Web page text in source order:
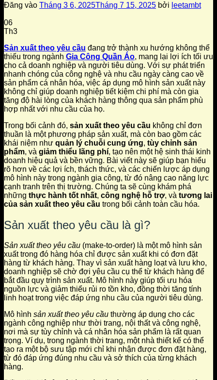
Đăng vào Tháng 3 6, 2025Tháng 7 15, 2025 bởi leetambt
06
Th3
Sản xuất theo yêu cầu đang trở thành xu hướng không thể
thiếu trong ngành Gia Công Quần Áo, mang lại lợi ích tối ưu
cho cả doanh nghiệp và người tiêu dùng. Với sự phát triển
nhanh chóng của công nghệ và nhu cầu ngày càng cao về
sản phẩm cá nhân hóa, việc áp dụng mô hình sản xuất này
không chỉ giúp doanh nghiệp tiết kiệm chi phí mà còn gia
tăng độ hài lòng của khách hàng thông qua sản phẩm phù
hợp nhất với nhu cầu của họ.
Trong bối cảnh đó, sản xuất theo yêu cầu không chỉ đơn
thuần là một phương pháp sản xuất, mà còn bao gồm các
khái niệm như quản lý chuỗi cung ứng, tùy chỉnh sản
phẩm, và giảm thiểu lãng phí, tạo nên một hệ sinh thái kinh
doanh hiệu quả và bền vững. Bài viết này sẽ giúp bạn hiểu
rõ hơn về các lợi ích, thách thức, và các chiến lược áp dụng
mô hình này trong ngành gia công, từ đó nâng cao năng lực
cạnh tranh trên thị trường. Chúng ta sẽ cùng khám phá
những thực hành tốt nhất, công nghệ hỗ trợ, và tương lai
của sản xuất theo yêu cầu trong bối cảnh toàn cầu hóa.
Sản xuất theo yêu cầu là gì?
Sản xuất theo yêu cầu (make-to-order) là một mô hình sản
xuất trong đó hàng hóa chỉ được sản xuất khi có đơn đặt
hàng từ khách hàng. Thay vì sản xuất hàng loạt và lưu kho,
doanh nghiệp sẽ chờ đợi yêu cầu cụ thể từ khách hàng để
bắt đầu quy trình sản xuất. Mô hình này giúp tối ưu hóa
nguồn lực và giảm thiểu rủi ro tồn kho, đồng thời tăng tính
linh hoạt trong việc đáp ứng nhu cầu của người tiêu dùng.
Mô hình sản xuất theo yêu cầu thường áp dụng cho các
ngành công nghiệp như thời trang, nội thất và công nghệ,
nơi mà sự tùy chỉnh và cá nhân hóa sản phẩm là rất quan
trọng. Ví dụ, trong ngành thời trang, một nhà thiết kế có thể
tạo ra một bộ sưu tập mới chỉ khi nhận được đơn đặt hàng,
từ đó đáp ứng đúng nhu cầu và sở thích của từng khách
hàng.